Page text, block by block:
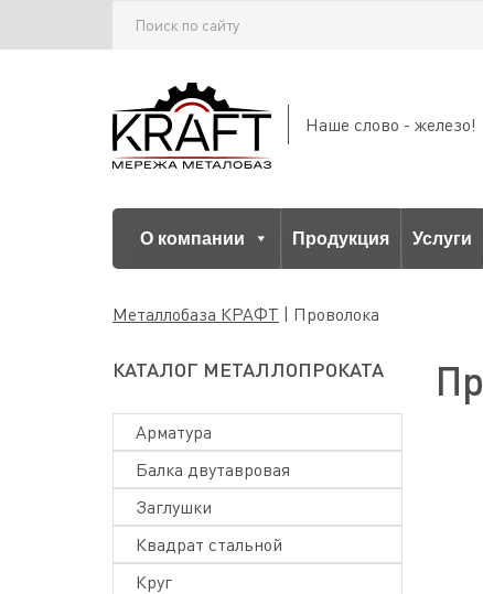
Наше слово - железо!
О компании Продукция Услуги
Металлобаза КРАФТ Проволока
КАТАЛОГ МЕТАЛЛОПРОКАТА
Арматура
Балка двутавровая
Заглушки
Квадрат стальной
Круг